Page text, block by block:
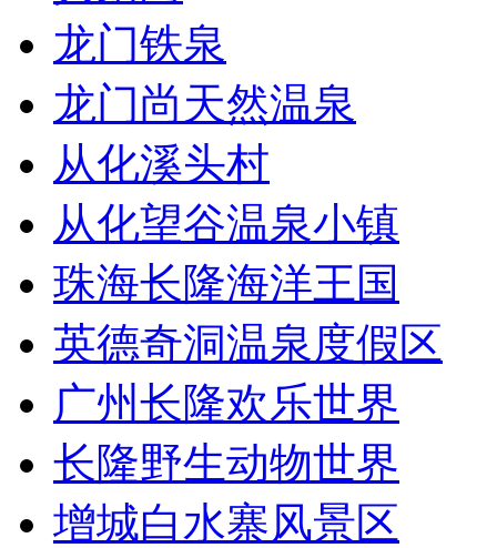
龙门铁泉
龙门尚天然温泉
从化溪头村
从化望谷温泉小镇
珠海长隆海洋王国
英德奇洞温泉度假区
广州长隆欢乐世界
长隆野生动物世界
增城白水寨风景区